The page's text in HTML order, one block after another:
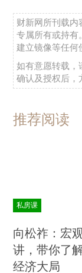
财新网所刊载内
专属所有或持有
建立镜像等任何
如有意愿转载，
确认及授权后，
推荐阅读
私房课
向松祚：宏
讲，带你了
经济大局